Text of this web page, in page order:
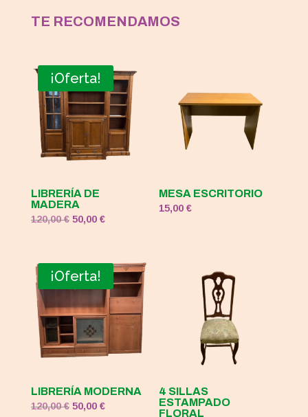
TE RECOMENDAMOS
¡Oferta!
LIBRERÍA DE
MADERA
120,00€ El
era:
120,00 €.
50,00 €El
es:
50,00 €.
MESA ESCRITORIO
15,00€
¡Oferta!
LIBRERÍA MODERNA
120,00€ El
50,00 €El
4 SILLAS
ESTAMPADO
FLORAL